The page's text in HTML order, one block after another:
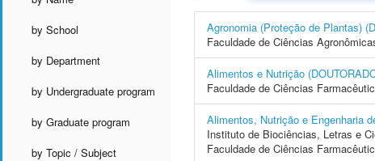
by School
by Department
by Undergraduate program
by Graduate program
by Topic / Subject
Agronomia (Proteção de Plantas)
Faculdade de Ciências
Alimentos e Nutrição
Faculdade de Ciências
Alimentos, Nutrição e Engenharia
Instituto de Biociências, Letras e
Faculdade de Ciências